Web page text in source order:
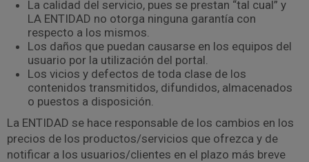
La calidad del servicio, pues se prestan “tal cual” y
LA ENTIDAD no otorga ninguna garantía con
respecto a los mismos.
Los daños que puedan causarse en los equipos del
usuario por la utilización del portal.
Los vicios y defectos de toda clase de los
contenidos transmitidos, difundidos, almacenados
o puestos a disposición.
La ENTIDAD se hace responsable de los cambios en los
precios de los productos/servicios que ofrezca y de
notificar a los usuarios/clientes en el plazo más breve